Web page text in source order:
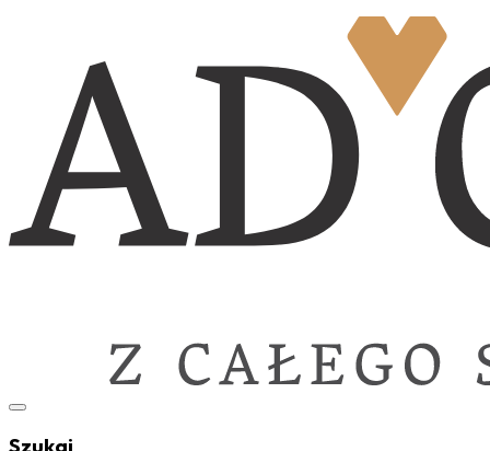
Szukaj